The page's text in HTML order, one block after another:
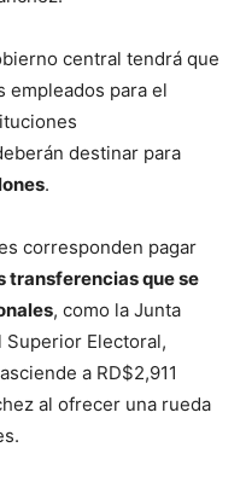
central tendrá que
empleados para el
destinar para
.
corresponden pagar
transferencias que se
, como la Junta
Superior Electoral,
a RD$2,911
al ofrecer una rueda